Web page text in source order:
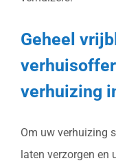
Geheel
verhuizing
Om uw verhuizing
laten verzorgen en